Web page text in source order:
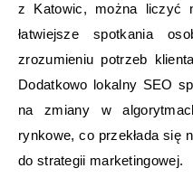
z Katowic, można liczyć
łatwiejsze spotkania
zrozumieniu potrzeb
Dodatkowo lokalny SEO
na zmiany w
rynkowe, co przekłada się
do strategii marketingowej.